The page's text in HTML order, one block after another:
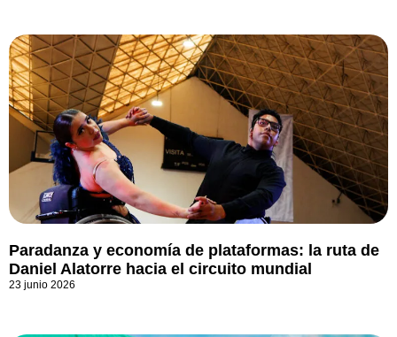
Paradanza y economía de plataformas: la ruta de
Daniel Alatorre hacia el circuito mundial
23 junio 2026